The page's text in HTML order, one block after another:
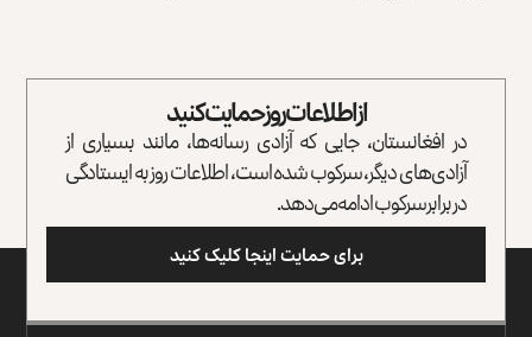
از اطلاعات روز حمایت کنید
در افغانستان، جایی که آزادی رسانه‌ها، مانند بسیاری از
آزادی‌های دیگر، سرکوب شده است، اطلاعات روز به ایستادگی
در برابر سرکوب ادامه می‌دهد.
برای حمایت اینجا کلیک کنید